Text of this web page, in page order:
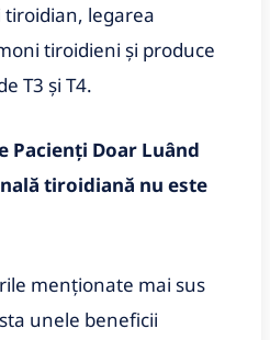
legarea
tiroidieni și produce
T3 și T4.
Doar Luând
tiroidiană nu este
menționate mai sus
unele beneficii